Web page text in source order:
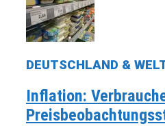
DEUTSCHLAND &
Inflation: